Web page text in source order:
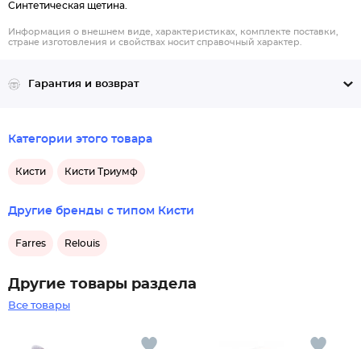
Синтетическая щетина.
Информация о внешнем виде, характеристиках, комплекте поставки,
стране изготовления и свойствах носит справочный характер.
Гарантия и возврат
Категории этого товара
Кисти Кисти Триумф
Другие бренды с типом Кисти
Farres Relouis
Другие товары раздела
Все товары